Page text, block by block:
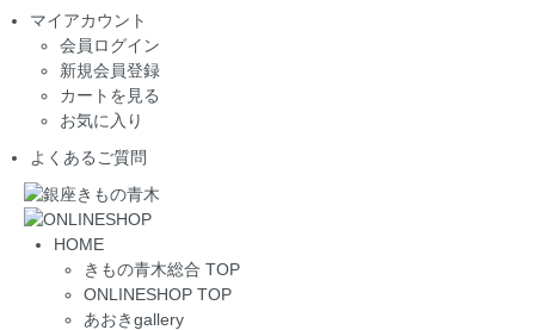
マイアカウント
会員ログイン
新規会員登録
カートを見る
お気に入り
よくあるご質問
HOME
きもの青木総合 TOP
ONLINESHOP TOP
あおきgallery